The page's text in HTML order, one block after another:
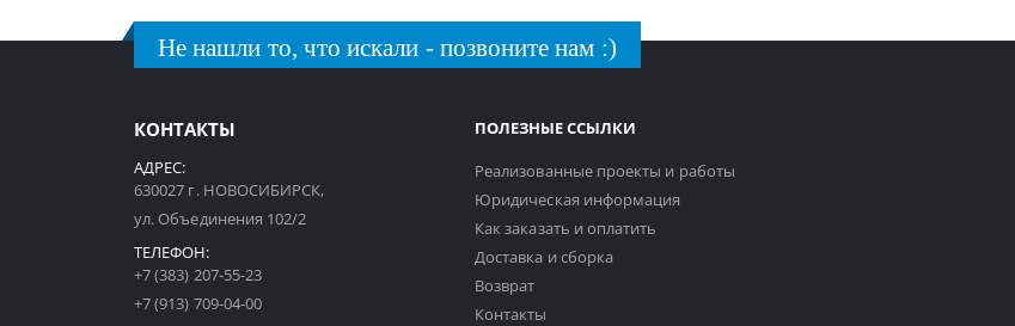
Не нашли то, что искали - позвоните нам :)
КОНТАКТЫ
АДРЕС:
630027 г. НОВОСИБИРСК,
ул. Объединения 102/2
ТЕЛЕФОН:
+7 (383) 207-55-23
+7 (913) 709-04-00
ПОЛЕЗНЫЕ ССЫЛКИ
Реализованные проекты и работы
Юридическая информация
Как заказать и оплатить
Доставка и сборка
Возврат
Контакты